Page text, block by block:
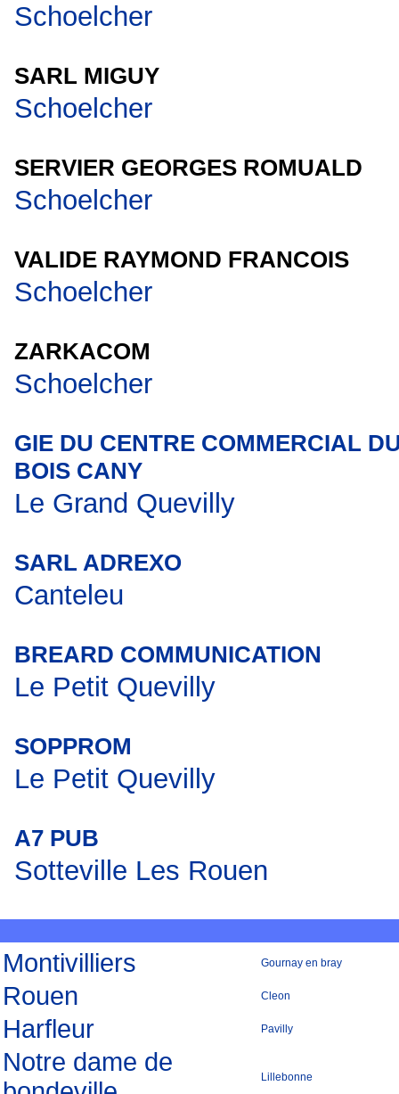
Schoelcher
SARL MIGUY
Schoelcher
SERVIER GEORGES ROMUALD
Schoelcher
VALIDE RAYMOND FRANCOIS
Schoelcher
ZARKACOM
Schoelcher
GIE DU CENTRE COMMERCIAL
BOIS CANY
Le Grand Quevilly
SARL ADREXO
Canteleu
BREARD COMMUNICATION
Le Petit Quevilly
SOPPROM
Le Petit Quevilly
A7 PUB
Sotteville Les Rouen
Montivilliers Gournay en bray
Rouen Cleon
Harfleur Pavilly
Notre dame de
Lillebonne